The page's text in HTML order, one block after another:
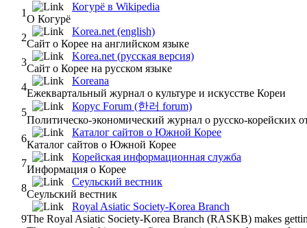
1
Когурё в Wikipedia
О Когурё
2
Korea.net (english)
Сайт о Корее на английском языке
3
Korea.net (русская версия)
Сайт о Корее на русском языке
4
Koreana
Ежеквартальный журнал о культуре и искусстве Кореи
5
Корус Forum (한러 forum)
Политическо-экономический журнал о русско-корейских
6
Каталог сайтов о Южной Корее
Каталог сайтов о Южной Корее
7
Корейская информационная служба
Информация о Корее
8
Сеульский вестник
Сеульский вестник
9
Royal Asiatic Society-Korea Branch
The Royal Asiatic Society-Korea Branch (RASKB) makes